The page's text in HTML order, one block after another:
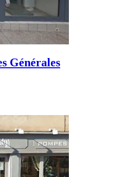
Générales